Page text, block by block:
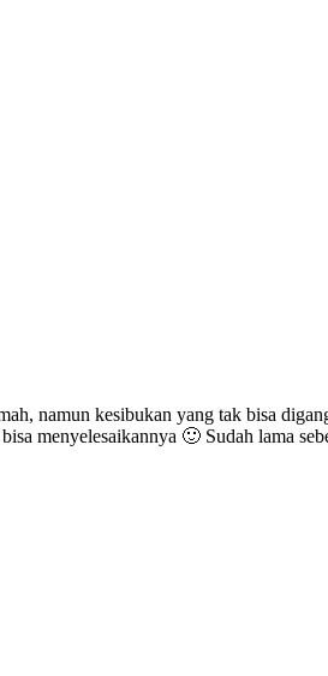
namun kesibukan yang tak bisa
menyelesaikannya 🙂 Sudah lama